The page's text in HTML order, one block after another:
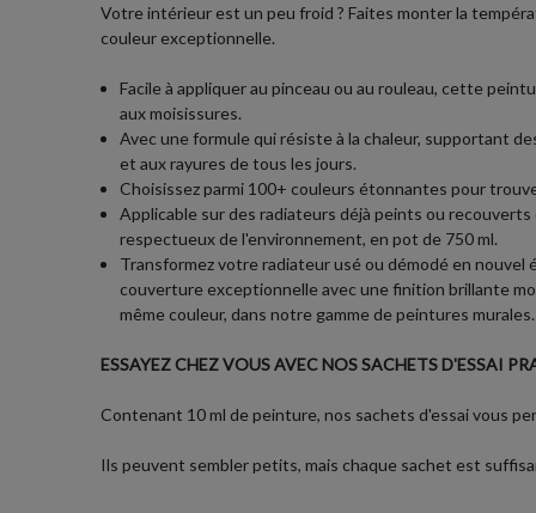
Votre intérieur est un peu froid ? Faites monter la
couleur exceptionnelle.
Facile à appliquer au pinceau ou au rouleau, cette
aux moisissures.
Avec une formule qui résiste à la chaleur, supportant
et aux rayures de tous les jours.
Choisissez parmi 100+ couleurs étonnantes pour
Applicable sur des radiateurs déjà peints ou
respectueux de l'environnement, en pot de 750 ml.
Transformez votre radiateur usé ou démodé en
couverture exceptionnelle avec une finition brillante
même couleur, dans notre gamme de peintures murales.
ESSAYEZ CHEZ VOUS AVEC NOS SACHETS D'ESSAI
Contenant 10 ml de peinture, nos sachets d'essai vous
Ils peuvent sembler petits, mais chaque sachet est